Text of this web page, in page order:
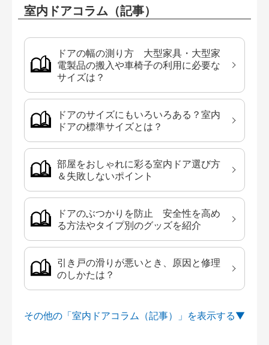
室内ドアコラム（記事）
ドアの幅の測り方 大型家具・大型家
電製品の搬入や車椅子の利用に必要な
サイズは？
ドアのサイズにもいろいろある？室内
ドアの標準サイズとは？
部屋をおしゃれに彩る室内ドア選び方
＆失敗しないポイント
ドアのぶつかりを防止 安全性を高め
る方法やタイプ別のグッズを紹介
引き戸の滑りが悪いとき、原因と修理
のしかたは？
その他の「室内ドアコラム（記事）」を